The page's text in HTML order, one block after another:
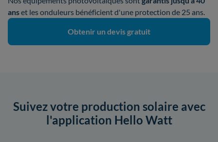
anset les onduleurs bénéficient d'une protection de 25 ans.
Obtenir un devis gratuit
Suivez votre production solaire avec
l'application Hello Watt